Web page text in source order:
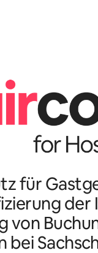
für
von
bei